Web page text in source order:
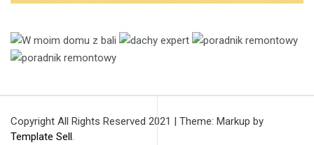
Copyright All Rights Reserved 2021 | Theme: Markup by
Template Sell.